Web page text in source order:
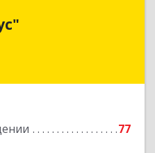
77
обл, Раменское г,
ул, дом № 16А, кв.16
Подробнее